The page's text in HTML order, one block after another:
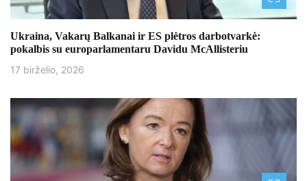
a
t
a
r
p
į
r
Ukraina, Vakarų Balkanai ir ES plėtros darbotvarkė:
pokalbis su europarlamentaru Davidu McAllisteriu
17 birželio, 2026